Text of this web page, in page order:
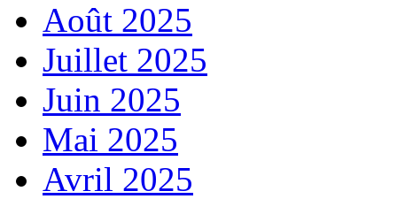
Août 2025
Juillet 2025
Juin 2025
Mai 2025
Avril 2025